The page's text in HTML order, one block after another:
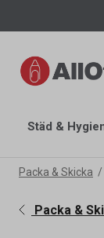
Städ &
Packa & Skicka
Packa &